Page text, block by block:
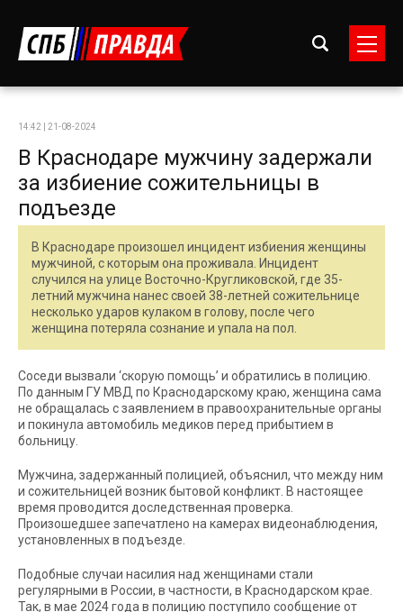
14:42 | 21-08-2024
В Краснодаре мужчину задержали
за избиение сожительницы в
подъезде
В Краснодаре произошел инцидент избиения женщины
мужчиной, с которым она проживала. Инцидент
случился на улице Восточно-Кругликовской, где 35-
летний мужчина нанес своей 38-летней сожительнице
несколько ударов кулаком в голову, после чего
женщина потеряла сознание и упала на пол.
Соседи вызвали ‘скорую помощь’ и обратились в полицию.
По данным ГУ МВД по Краснодарскому краю, женщина сама
не обращалась с заявлением в правоохранительные органы
и покинула автомобиль медиков перед прибытием в
больницу.
Мужчина, задержанный полицией, объяснил, что между ним
и сожительницей возник бытовой конфликт. В настоящее
время проводится доследственная проверка.
Произошедшее запечатлено на камерах видеонаблюдения,
установленных в подъезде.
Подобные случаи насилия над женщинами стали
регулярными в России, в частности, в Краснодарском крае.
Так, в мае 2024 года в полицию поступило сообщение от